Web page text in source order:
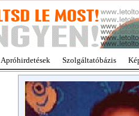
Apróhirdetések Szolgáltatóbázis